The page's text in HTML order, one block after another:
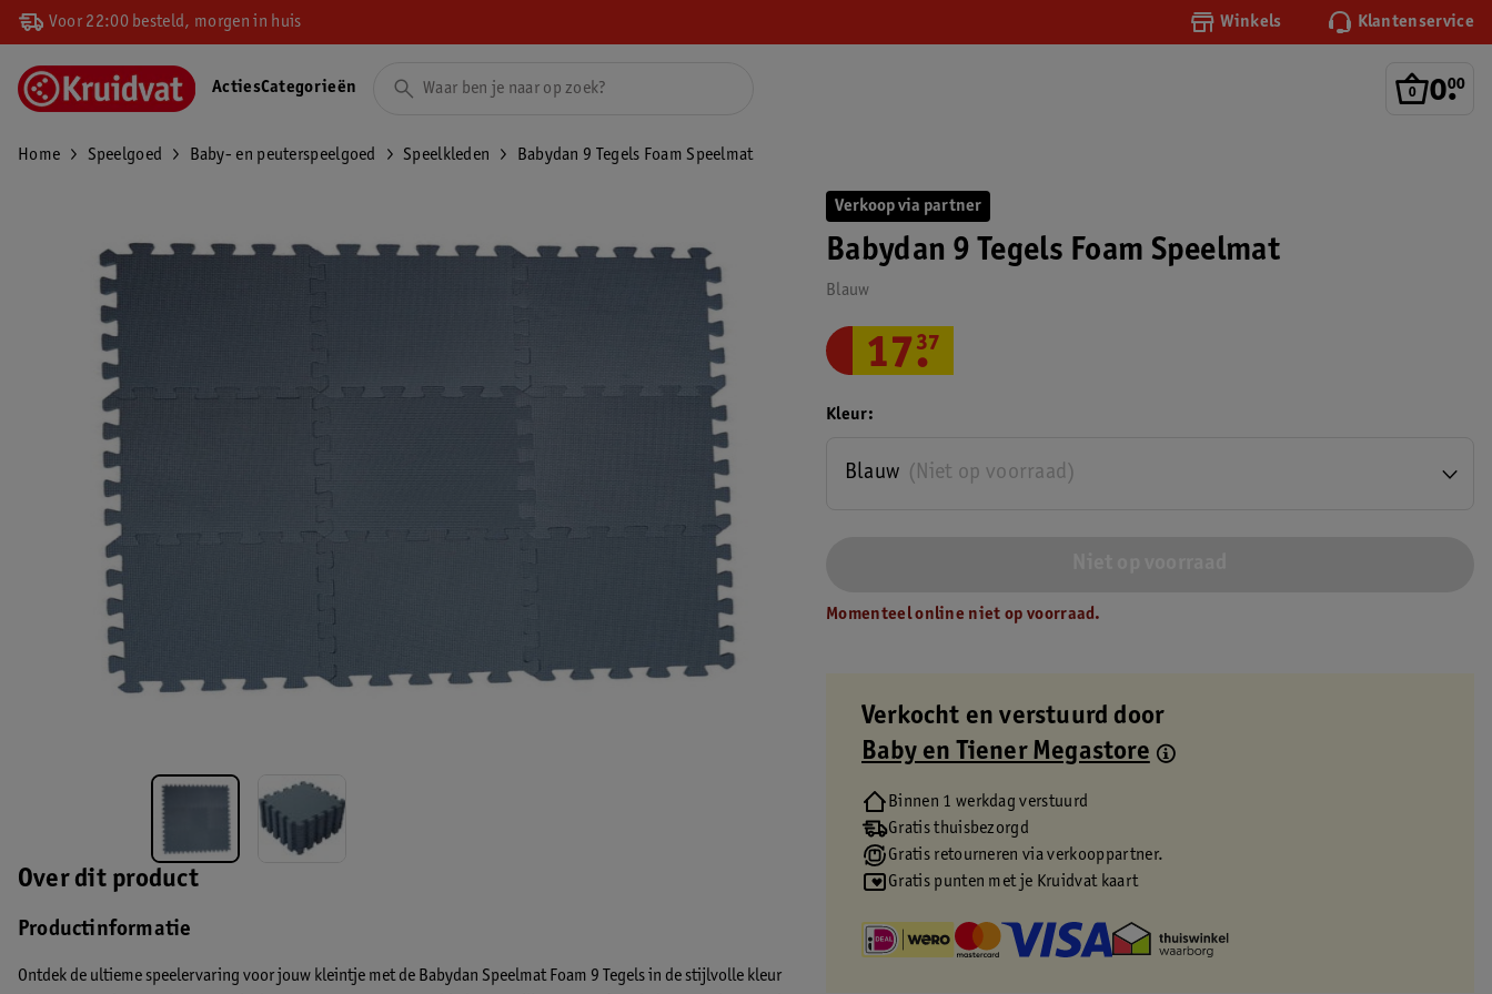
Voor 22:00 besteld, morgen in huis Winkels Klantenservice
0.
00
ActiesCategorieën
Home Speelgoed Baby- en peuterspeelgoed Speelkleden Babydan 9 Tegels Foam Speelmat
Over dit product
Productinformatie
Ontdek de ultieme speelervaring voor jouw kleintje met de Babydan Speelmat Foam 9 Tegels in de stijlvolle kleur
Verkoop via partner
Babydan 9 Tegels Foam Speelmat
Blauw
17.
37
Kleur
(Niet op voorraad)
Blauw
Momenteel online niet op voorraad.
Verkocht en verstuurd door
Baby en Tiener Megastore
Binnen 1 werkdag verstuurd
Gratis thuisbezorgd
Gratis retourneren via verkooppartner.
Gratis punten met je Kruidvat kaart